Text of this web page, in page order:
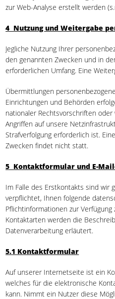
zur Web-Analyse erstellt werden
4 Nutzung und Weitergabe
Jegliche Nutzung Ihrer
den genannten Zwecken und in
erforderlichen Umfang. Eine
Übermittlungen
Einrichtungen und Behörden
nationaler Rechtsvorschriften
Angriffen auf unsere
Strafverfolgung erforderlich ist.
Zwecken findet nicht statt.
5 Kontaktformular und E-
Im Falle des Erstkontakts sind wir
verpflichtet, Ihnen folgende
Pflichtinformationen zur Verfügung
Kontaktarten werden die
Datenverarbeitung erläutert.
5.1 Kontaktformular
Auf unserer Internetseite ist ein
welches für die elektronische
kann. Nimmt ein Nutzer diese